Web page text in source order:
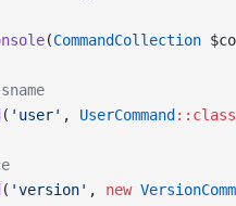
(CommandCollection
( 'user' , UserCommand ::class
( 'version' , new